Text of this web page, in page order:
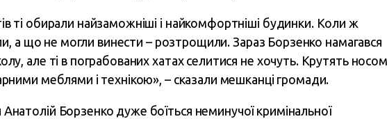
ті обирали найзаможніші і найкомфортніші будинки. Коли ж
а що не могли винести – розтрощили. Зараз Борзенко намагався
але ті в пограбованих хатах селитися не хочуть. Крутять носом
меблями і технікою», – сказали мешканці громади.
Борзенко дуже боїться неминучої кримінальної